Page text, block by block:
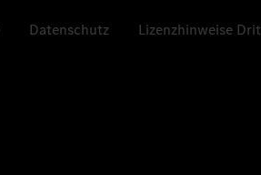
Datenschutz Lizenzhinweise